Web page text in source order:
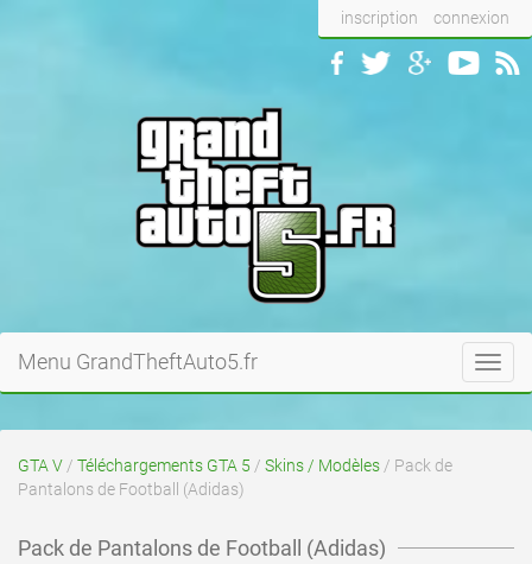
inscription connexion
Menu GrandTheftAuto5.fr
GTA V / Téléchargements GTA 5 / Skins / Modèles / Pack de
Pantalons de Football (Adidas)
Pack de Pantalons de Football (Adidas)